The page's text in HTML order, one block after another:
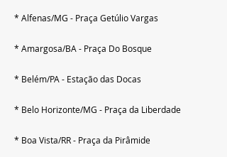
* Alfenas/MG - Praça Getúlio Vargas
* Amargosa/BA - Praça Do Bosque
* Belém/PA - Estação das Docas
* Belo Horizonte/MG - Praça da Liberdade
* Boa Vista/RR - Praça da Pirâmide